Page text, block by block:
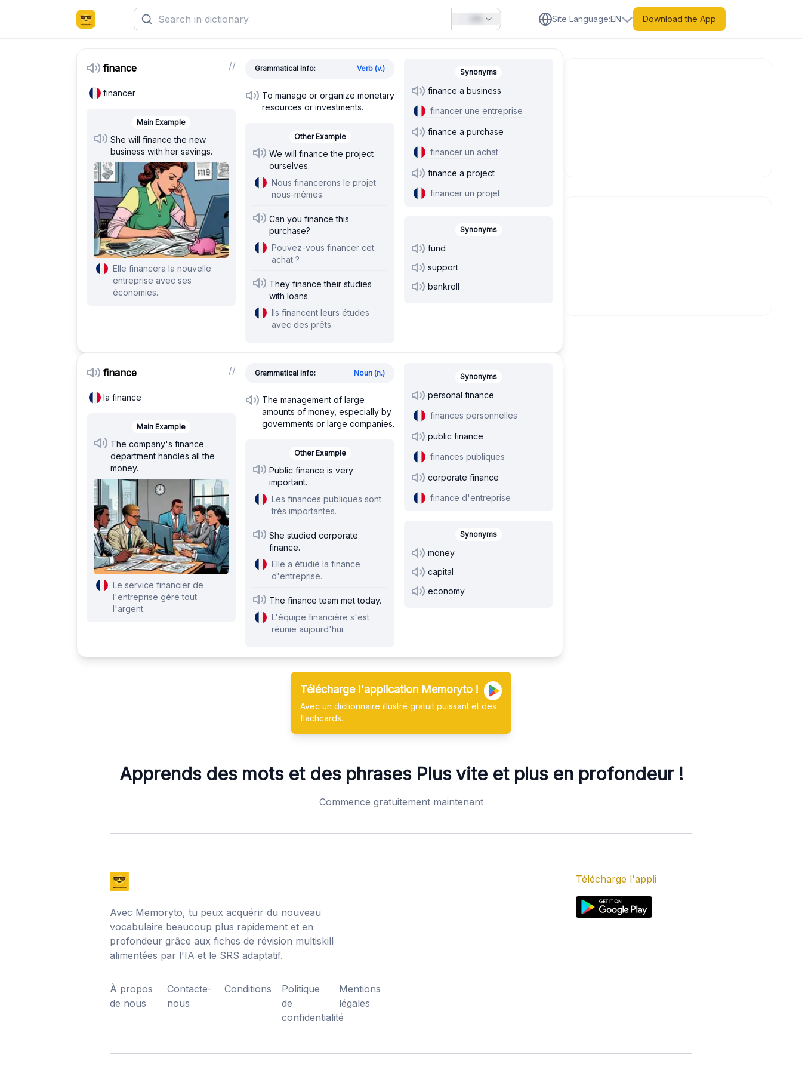
Site Language:EN Download the App
finance //
financer
Main Example
She will finance the new
business with her savings.
Elle financera la nouvelle
entreprise avec ses
économies.
Grammatical Info: Verb (v.)
To manage or organize monetary
resources or investments.
Other Example
We will finance the project
ourselves.
Nous financerons le projet
nous-mêmes.
Can you finance this
purchase?
Pouvez-vous financer cet
achat ?
They finance their studies
with loans.
Ils financent leurs études
avec des prêts.
Synonyms
finance a business
financer une entreprise
finance a purchase
financer un achat
finance a project
financer un projet
Synonyms
fund
support
bankroll
finance //
la finance
Main Example
The company's finance
department handles all the
money.
Le service financier de
l'entreprise gère tout
l'argent.
Grammatical Info: Noun (n.)
The management of large
amounts of money, especially by
governments or large companies.
Other Example
Public finance is very
important.
Les finances publiques sont
très importantes.
She studied corporate
finance.
Elle a étudié la finance
d'entreprise.
The finance team met today.
L'équipe financière s'est
réunie aujourd'hui.
Synonyms
personal finance
finances personnelles
public finance
finances publiques
corporate finance
finance d'entreprise
Synonyms
money
capital
economy
Télécharge l'application Memoryto !
Avec un dictionnaire illustré gratuit puissant et des
flachcards.
Apprends des mots et des phrases Plus vite et plus en profondeur !
Commence gratuitement maintenant
Avec Memoryto, tu peux acquérir du nouveau
vocabulaire beaucoup plus rapidement et en
profondeur grâce aux fiches de révision multiskill
alimentées par l'IA et le SRS adaptatif.
À propos
de nous
Contacte-
nous
Conditions
Politique
de
confidentialité
Mentions
légales
Télécharge l'appli